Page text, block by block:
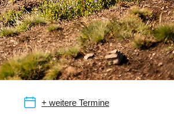
+ weitere Termine